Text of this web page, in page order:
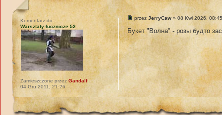
przezJerryCaw » 08 Kwi 2026,
Букет "Волна" - розы будто
Komentarz do:
Warsztaty łucznicze 52
Zamieszczone przezGandalf
04 Gru 2011, 21:26